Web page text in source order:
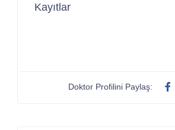
Kayıtlar
Doktor Profilini Paylaş: